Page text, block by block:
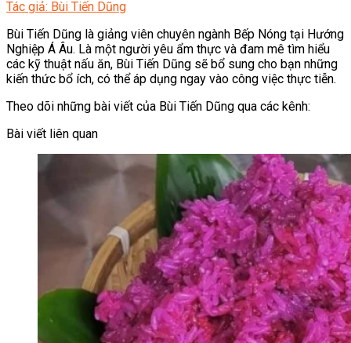
Tác giả: Bùi Tiến Dũng
Bùi Tiến Dũng là giảng viên chuyên ngành Bếp Nóng tại Hướng
Nghiệp Á Âu. Là một người yêu ẩm thực và đam mê tìm hiểu
các kỹ thuật nấu ăn, Bùi Tiến Dũng sẽ bổ sung cho bạn những
kiến thức bổ ích, có thể áp dụng ngay vào công việc thực tiễn.
Theo dõi những bài viết của Bùi Tiến Dũng qua các kênh:
Bài viết liên quan